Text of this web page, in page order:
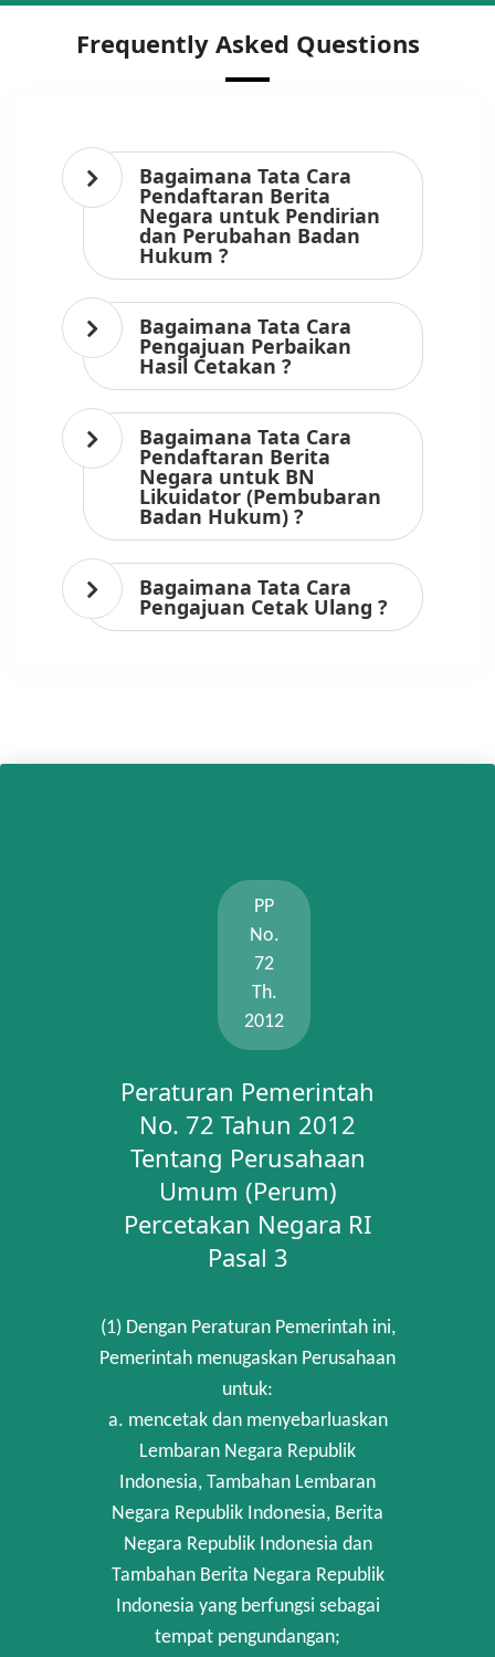
Frequently Asked Questions
Bagaimana Tata Cara
Pendaftaran Berita
Negara untuk Pendirian
dan Perubahan Badan
Hukum ?
Bagaimana Tata Cara
Pengajuan Perbaikan
Hasil Cetakan ?
Bagaimana Tata Cara
Pendaftaran Berita
Negara untuk BN
Likuidator (Pembubaran
Badan Hukum) ?
Bagaimana Tata Cara
Pengajuan Cetak Ulang ?
PP
No.
72
Th.
2012
Peraturan Pemerintah
No. 72 Tahun 2012
Tentang Perusahaan
Umum (Perum)
Percetakan Negara RI
Pasal 3
(1) Dengan Peraturan Pemerintah ini,
Pemerintah menugaskan Perusahaan
untuk:
a. mencetak dan menyebarluaskan
Lembaran Negara Republik
Indonesia, Tambahan Lembaran
Negara Republik Indonesia, Berita
Negara Republik Indonesia dan
Tambahan Berita Negara Republik
Indonesia yang berfungsi sebagai
tempat pengundangan;